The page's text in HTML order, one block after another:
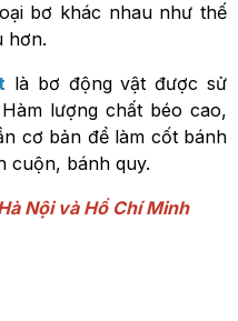
bơ khác nhau như thế
hơn.
là bơ động vật được sử
lượng chất béo cao,
cơ bản để làm cốt bánh
cuộn, bánh quy.
Nội và Hồ Chí Minh